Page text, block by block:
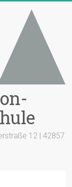
12 | 42857